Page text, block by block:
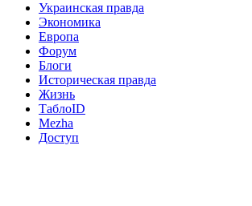
Украинская правда
Экономика
Европа
Форум
Блоги
Историческая правда
Жизнь
ТаблоID
Mezha
Доступ